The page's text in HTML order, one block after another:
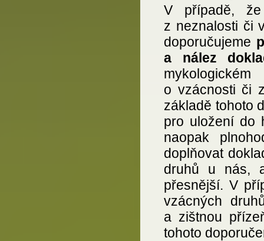
V případě,
z neznalosti či
doporučujeme
a nález
o vzácnosti či
základě tohoto
pro uložení do
naopak
doplňovat
druhů u nás,
přesnější. V
vzácných
a zištnou
tohoto